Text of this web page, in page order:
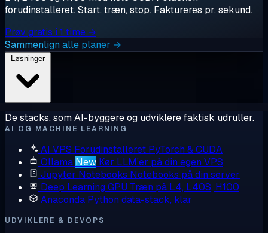
forudinstalleret. Start, træn, stop. Faktureres pr. sekund.
Prøv gratis i 1 time →
Sammenlign alle planer →
Løsninger
De stacks, som AI-byggere og udviklere faktisk udruller.
AI OG MACHINE LEARNING
AI VPS Forudinstalleret PyTorch & CUDA
Ollama New Kør LLM'er på din egen VPS
Jupyter Notebooks Notebooks på din server
Deep Learning GPU Træn på L4, L40S, H100
Anaconda Python data-stack, klar
UDVIKLERE & DEVOPS